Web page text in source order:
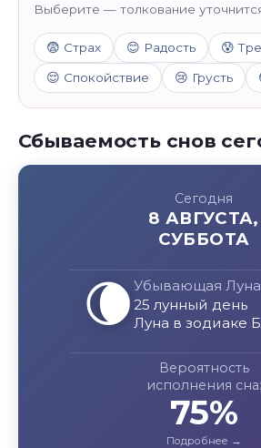
Выберите — толкование
😨 Страх 😊 Радость 😰
😌 Спокойствие 😢 Грусть
Сбываемость снов
Сегодня
8 АВГУСТА,
СУББОТА
🌘 Убывающая Луна
25 лунный день
Луна в зодиаке
Вероятность
исполнения сна:
75%